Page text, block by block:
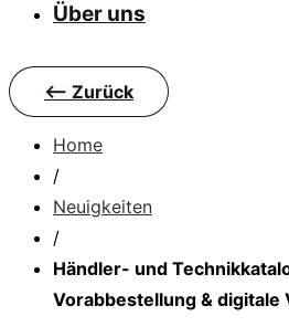
Über uns
<-- Zurück
Home
/
Neuigkeiten
/
Händler- und
Vorabbestellung & digitale